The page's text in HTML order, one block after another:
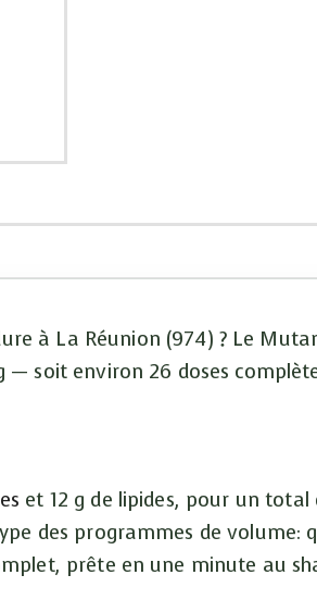
à La Réunion (974) ? Le
soit environ 26 doses
et 12 g de lipides, pour un
des programmes de
prête en une minute au